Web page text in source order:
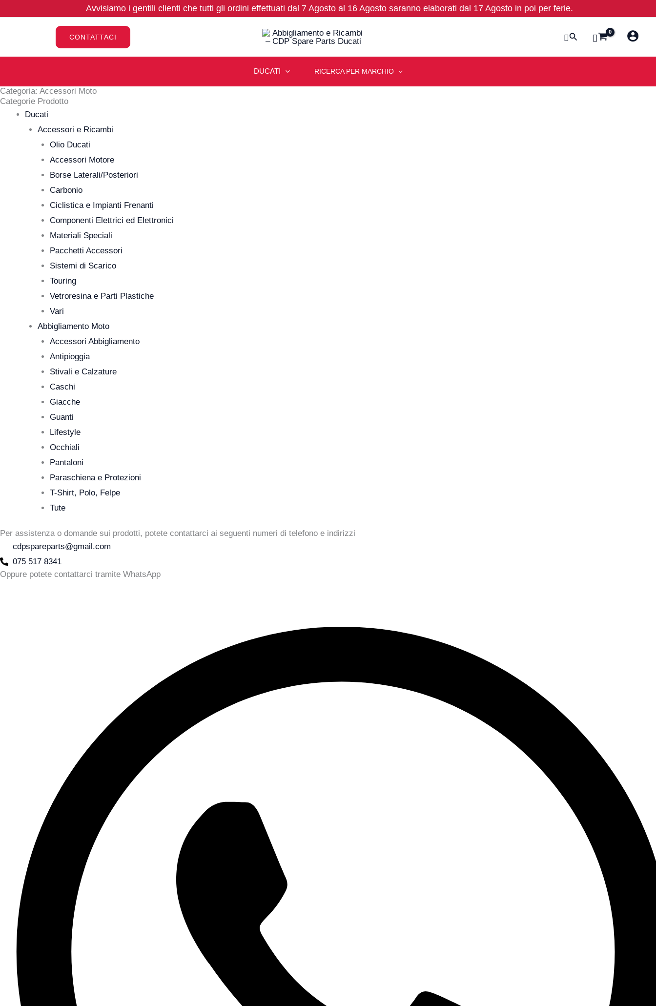
Avvisiamo i gentili clienti che tutti gli ordini effettuati dal 7 Agosto al 16 Agosto saranno elaborati dal 17 Agosto in poi per ferie.
CONTATTACI Cerca
DUCATI RICERCA PER MARCHIO
Categoria: Accessori Moto
Categorie Prodotto
Ducati
Accessori e Ricambi
Olio Ducati
Accessori Motore
Borse Laterali/Posteriori
Carbonio
Ciclistica e Impianti Frenanti
Componenti Elettrici ed Elettronici
Materiali Speciali
Pacchetti Accessori
Sistemi di Scarico
Touring
Vetroresina e Parti Plastiche
Vari
Abbigliamento Moto
Accessori Abbigliamento
Antipioggia
Stivali e Calzature
Caschi
Giacche
Guanti
Lifestyle
Occhiali
Pantaloni
Paraschiena e Protezioni
T-Shirt, Polo, Felpe
Tute
Per assistenza o domande sui prodotti, potete contattarci ai seguenti numeri di telefono e indirizzi
cdpspareparts@gmail.com
075 517 8341
Oppure potete contattarci tramite WhatsApp